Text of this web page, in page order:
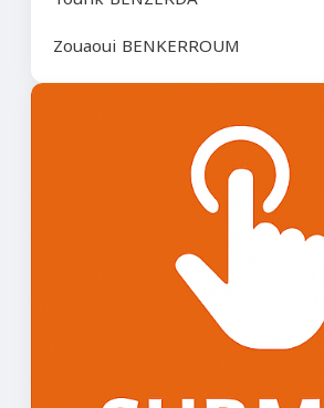
Zouaoui BENKERROUM